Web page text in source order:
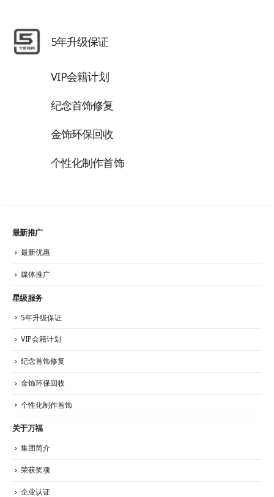
5年升级保证
VIP会籍计划
纪念首饰修复
金饰环保回收
个性化制作首饰
最新推广
最新优惠
媒体推广
星级服务
5年升级保证
VIP会籍计划
纪念首饰修复
金饰环保回收
个性化制作首饰
关于万福
集团简介
荣获奖项
企业认证